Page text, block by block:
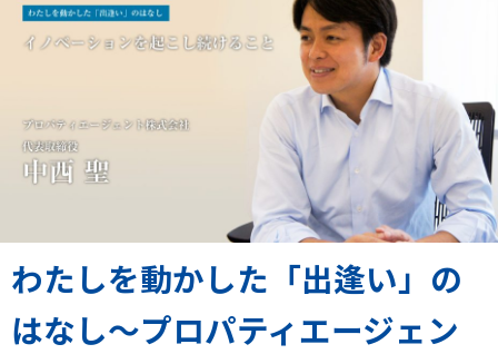
わたしを動かした「出逢い」の
はなし～プロパティエージェン